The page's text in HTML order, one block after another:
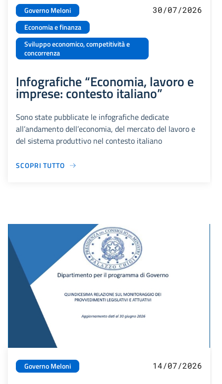
Governo Meloni
Economia e finanza
Sviluppo economico, competitività e
concorrenza
30/07/2026
Infografiche “Economia, lavoro e
imprese: contesto italiano”
Sono state pubblicate le infografiche dedicate
all’andamento dell’economia, del mercato del lavoro e
del sistema produttivo nel contesto italiano
SCOPRI TUTTO
Governo Meloni 14/07/2026